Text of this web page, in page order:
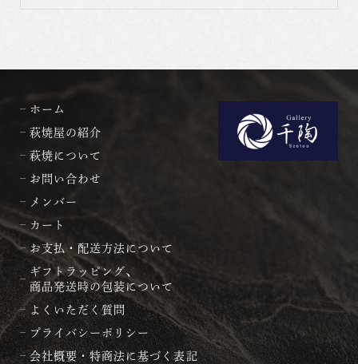
ホーム
萩焼屋の紹介
萩焼について
お問い合わせ
メンバー
カート
お支払・配送方法について
ギフトラッピング、
商品発送時の包装について
よくいただく質問
プライバシーポリシー
会社概要・特商法に基づく表記